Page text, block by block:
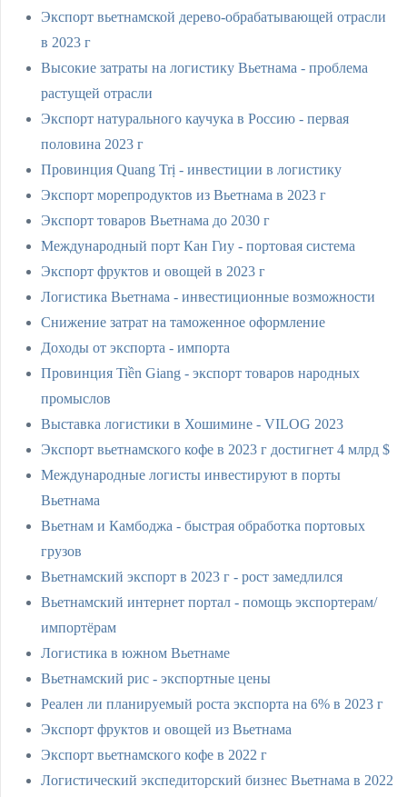
Экспорт вьетнамской дерево-обрабатывающей отрасли
в 2023 г
Высокие затраты на логистику Вьетнама - проблема
растущей отрасли
Экспорт натурального каучука в Россию - первая
половина 2023 г
Провинция Quang Trị - инвестиции в логистику
Экспорт морепродуктов из Вьетнама в 2023 г
Экспорт товаров Вьетнама до 2030 г
Международный порт Кан Гиу - портовая система
Экспорт фруктов и овощей в 2023 г
Логистика Вьетнама - инвестиционные возможности
Снижение затрат на таможенное оформление
Доходы от экспорта - импорта
Провинция Tiền Giang - экспорт товаров народных
промыслов
Выставка логистики в Хошимине - VILOG 2023
Экспорт вьетнамского кофе в 2023 г достигнет 4 млрд $
Международные логисты инвестируют в порты
Вьетнама
Вьетнам и Камбоджа - быстрая обработка портовых
грузов
Вьетнамский экспорт в 2023 г - рост замедлился
Вьетнамский интернет портал - помощь экспортерам/
импортёрам
Логистика в южном Вьетнаме
Вьетнамский рис - экспортные цены
Реален ли планируемый роста экспорта на 6% в 2023 г
Экспорт фруктов и овощей из Вьетнама
Экспорт вьетнамского кофе в 2022 г
Логистический экспедиторский бизнес Вьетнама в 2022